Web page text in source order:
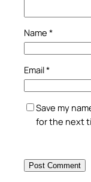
Name *
Email*
Save my
for the next